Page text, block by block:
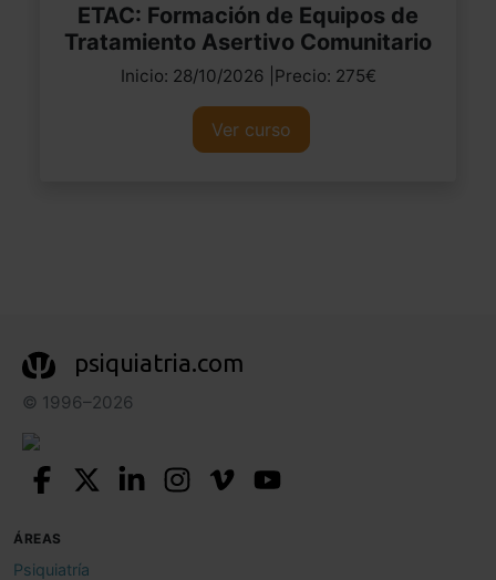
ETAC: Formación de Equipos de
Tratamiento Asertivo Comunitario
Inicio: 28/10/2026 |Precio: 275€
Ver curso
psiquiatria.com
© 1996–2026
ÁREAS
Psiquiatría